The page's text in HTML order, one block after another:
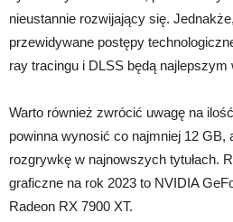
nieustannie rozwijający się.
przewidywane postępy
ray tracingu i DLSS będą najlepszym
Warto również zwrócić uwagę na
powinna wynosić co najmniej 12 GB,
rozgrywkę w najnowszych tytułach.
graficzne na rok 2023 to NVIDIA
Radeon RX 7900 XT.